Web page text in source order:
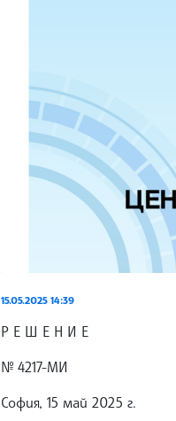
15.05.2025 14:39
Р Е Ш Е Н И Е
№ 4217-МИ
София, 15 май 2025 г.